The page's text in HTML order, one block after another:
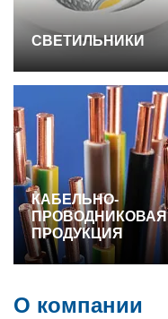
СВЕТИЛЬНИКИ
КАБЕЛЬНО-
ПРОВОДНИКОВАЯ
ПРОДУКЦИЯ
О компании